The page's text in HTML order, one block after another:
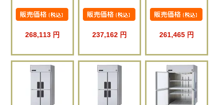
268,113 円 237,162 円 261,465 円